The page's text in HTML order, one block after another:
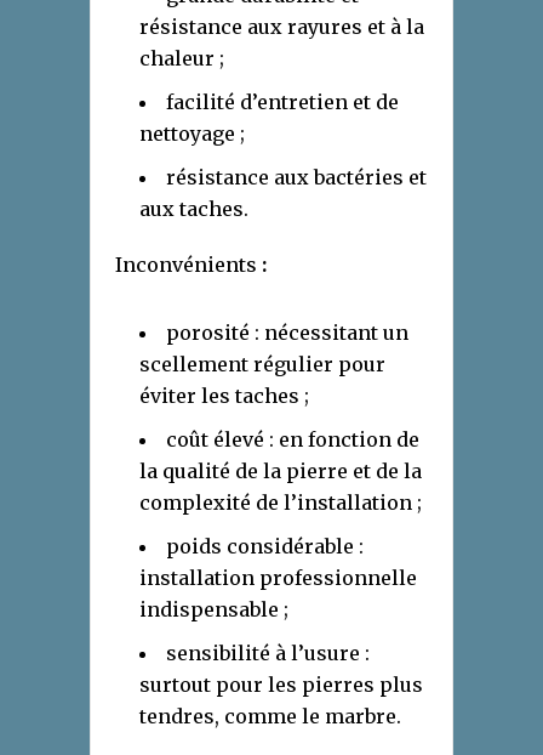
résistance aux rayures et à la
chaleur ;
facilité d’entretien et de
nettoyage ;
résistance aux bactéries et
aux taches.
Inconvénients :
porosité : nécessitant un
scellement régulier pour
éviter les taches ;
coût élevé : en fonction de
la qualité de la pierre et de la
complexité de l’installation ;
poids considérable :
installation professionnelle
indispensable ;
sensibilité à l’usure :
surtout pour les pierres plus
tendres, comme le marbre.